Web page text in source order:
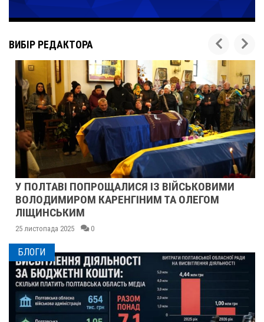
ВИБІР РЕДАКТОРА
У ПОЛТАВІ ПОПРОЩАЛИСЯ ІЗ ВІЙСЬКОВИМИ
ВОЛОДИМИРОМ КАРЕНГІНИМ ТА ОЛЕГОМ
ЛІЩИНСЬКИМ
25 листопада 2025 0
БЛОГИ